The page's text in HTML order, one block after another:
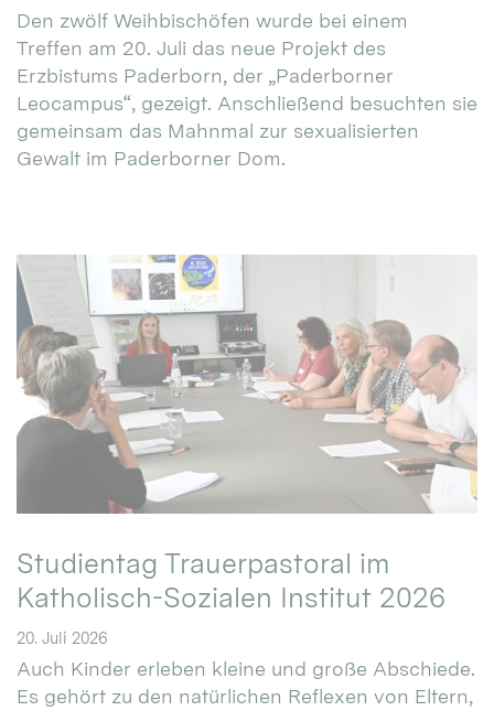
Den zwölf Weihbischöfen wurde bei einem
Treffen am 20. Juli das neue Projekt des
Erzbistums Paderborn, der „Paderborner
Leocampus“, gezeigt. Anschließend besuchten sie
gemeinsam das Mahnmal zur sexualisierten
Gewalt im Paderborner Dom.
Studientag Trauerpastoral im
Katholisch-Sozialen Institut 2026
20. Juli 2026
Auch Kinder erleben kleine und große Abschiede.
Es gehört zu den natürlichen Reflexen von Eltern,